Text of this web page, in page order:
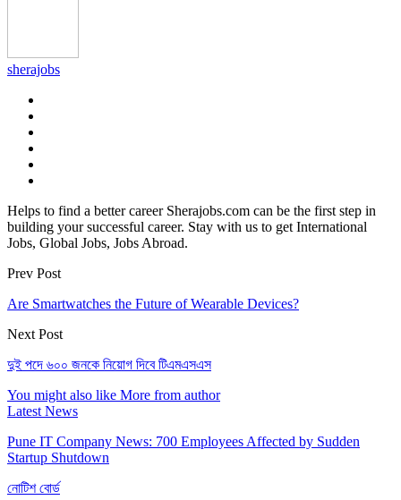
sherajobs
Helps to find a better career Sherajobs.com can be the first step in
building your successful career. Stay with us to get International
Jobs, Global Jobs, Jobs Abroad.
Prev Post
Are Smartwatches the Future of Wearable Devices?
Next Post
দুই পদে ৬০০ জনকে নিয়োগ দিবে টিএমএসএস
You might also like More from author
Latest News
Pune IT Company News: 700 Employees Affected by Sudden
Startup Shutdown
নোটিশ বোর্ড